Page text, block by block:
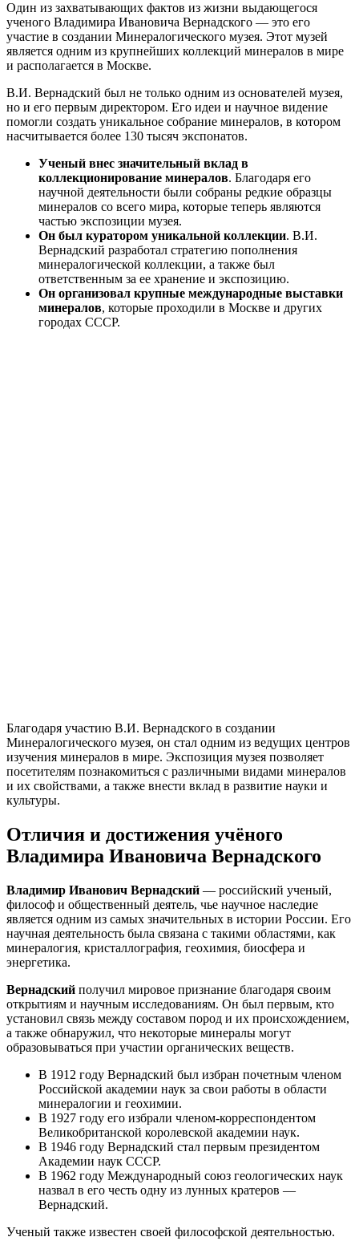
Один из захватывающих фактов из жизни выдающегося
ученого Владимира Ивановича Вернадского — это его
участие в создании Минералогического музея. Этот музей
является одним из крупнейших коллекций минералов в мире
и располагается в Москве.
В.И. Вернадский был не только одним из основателей музея,
но и его первым директором. Его идеи и научное видение
помогли создать уникальное собрание минералов, в котором
насчитывается более 130 тысяч экспонатов.
Ученый внес значительный вклад в
коллекционирование минералов. Благодаря его
научной деятельности были собраны редкие образцы
минералов со всего мира, которые теперь являются
частью экспозиции музея.
Он был куратором уникальной коллекции. В.И.
Вернадский разработал стратегию пополнения
минералогической коллекции, а также был
ответственным за ее хранение и экспозицию.
Он организовал крупные международные выставки
минералов, которые проходили в Москве и других
городах СССР.
Благодаря участию В.И. Вернадского в создании
Минералогического музея, он стал одним из ведущих центров
изучения минералов в мире. Экспозиция музея позволяет
посетителям познакомиться с различными видами минералов
и их свойствами, а также внести вклад в развитие науки и
культуры.
Отличия и достижения учёного
Владимира Ивановича Вернадского
Владимир Иванович Вернадский — российский ученый,
философ и общественный деятель, чье научное наследие
является одним из самых значительных в истории России. Его
научная деятельность была связана с такими областями, как
минералогия, кристаллография, геохимия, биосфера и
энергетика.
Вернадский получил мировое признание благодаря своим
открытиям и научным исследованиям. Он был первым, кто
установил связь между составом пород и их происхождением,
а также обнаружил, что некоторые минералы могут
образовываться при участии органических веществ.
В 1912 году Вернадский был избран почетным членом
Российской академии наук за свои работы в области
минералогии и геохимии.
В 1927 году его избрали членом-корреспондентом
Великобританской королевской академии наук.
В 1946 году Вернадский стал первым президентом
Академии наук СССР.
В 1962 году Международный союз геологических наук
назвал в его честь одну из лунных кратеров —
Вернадский.
Ученый также известен своей философской деятельностью.